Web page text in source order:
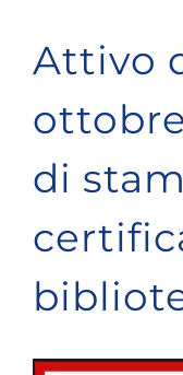
Attivo
di